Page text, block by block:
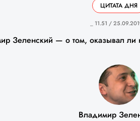
ЦИТАТА ДНЯ
_ 11.51 /
Зеленский — о том, оказывал ли
Владимир